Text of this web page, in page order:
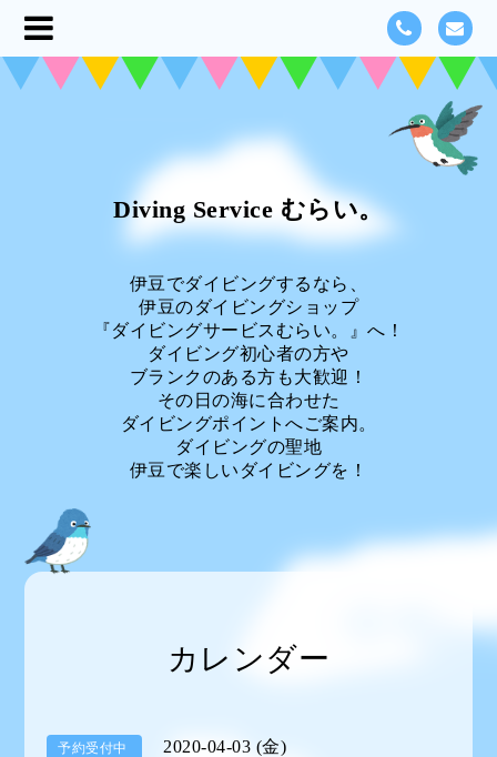
Diving Service むらい。
伊豆でダイビングするなら、
伊豆のダイビングショップ
『ダイビングサービスむらい。』へ！
ダイビング初心者の方や
ブランクのある方も大歓迎！
その日の海に合わせた
ダイビングポイントへご案内。
ダイビングの聖地
伊豆で楽しいダイビングを！
カレンダー
予約受付中 2020-04-03 (金)